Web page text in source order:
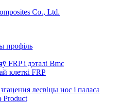
профіль
FRP і дэталі Bmc
клеткі FRP
лесвіцы нос і паласа
Product